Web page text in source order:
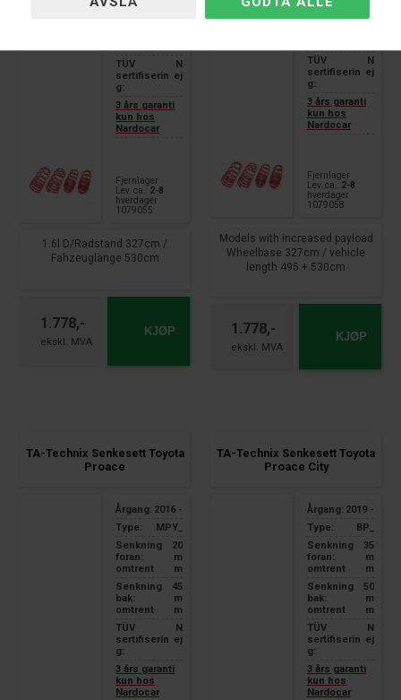
Type:
TÜV
sertifiserin
g:
N
ej
3 års garanti
kun hos
Nardocar
Fjernlager
Lev. ca.: 2-8
hverdager
1079055
1.6l D/Radstand 327cm /
Fahzeuglänge 530cm
1.778,- KJØP
Senkning
45
TÜV
sertifiserin
g:
N
ej
3 års garanti
kun hos
Nardocar
Fjernlager
Lev. ca.:
2-8
hverdager
1079058
Models with increased payload
Wheelbase 327cm / vehicle
length 495 + 530cm
1.778,- KJØP
TA-Technix Senkesett Toyota
Proace
Årgang: 2016 -
Type:
MPY_
Senkning
foran:
omtrent
20
m
m
Senkning
bak:
omtrent
45
m
m
TÜV
sertifiserin
g:
N
ej
3 års garanti
kun hos
Nardocar
TA-Technix Senkesett Toyota
Proace City
Årgang: 2019 -
Type:
BP_
Senkning
foran:
omtrent
35
m
m
Senkning
bak:
omtrent
50
m
m
TÜV
sertifiserin
g:
N
ej
3 års garanti
kun hos
Nardocar